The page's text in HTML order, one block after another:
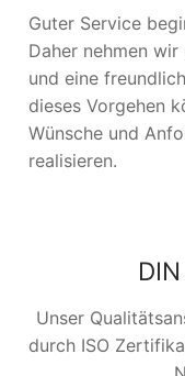
Guter Service
Daher nehmen
und eine
dieses Vorgehen
Wünsche und
realisieren.
Unser
durch ISO